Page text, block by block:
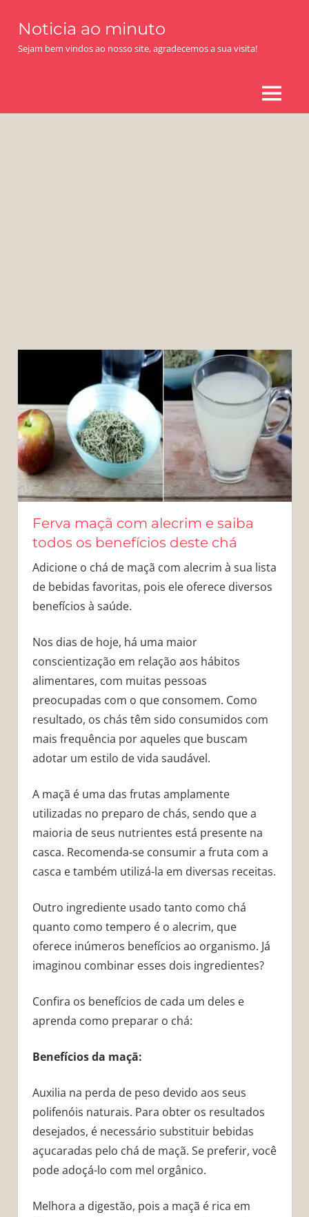
content
Noticia ao minuto
Sejam bem vindos ao nosso site, agradecemos a sua visita!
MENU
Ferva maçã com alecrim e saiba
todos os benefícios deste chá
Adicione o chá de maçã com alecrim à sua lista
de bebidas favoritas, pois ele oferece diversos
benefícios à saúde.
Nos dias de hoje, há uma maior
conscientização em relação aos hábitos
alimentares, com muitas pessoas
preocupadas com o que consomem. Como
resultado, os chás têm sido consumidos com
mais frequência por aqueles que buscam
adotar um estilo de vida saudável.
A maçã é uma das frutas amplamente
utilizadas no preparo de chás, sendo que a
maioria de seus nutrientes está presente na
casca. Recomenda-se consumir a fruta com a
casca e também utilizá-la em diversas receitas.
Outro ingrediente usado tanto como chá
quanto como tempero é o alecrim, que
oferece inúmeros benefícios ao organismo. Já
imaginou combinar esses dois ingredientes?
Confira os benefícios de cada um deles e
aprenda como preparar o chá:
Benefícios da maçã:
Auxilia na perda de peso devido aos seus
polifenóis naturais. Para obter os resultados
desejados, é necessário substituir bebidas
açucaradas pelo chá de maçã. Se preferir, você
pode adoçá-lo com mel orgânico.
Melhora a digestão, pois a maçã é rica em